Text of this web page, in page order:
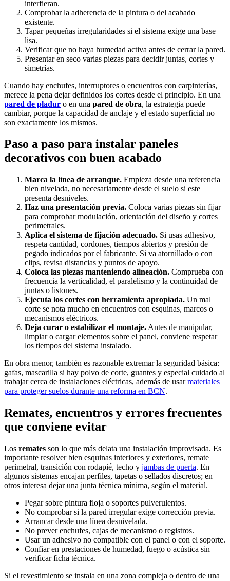
interfieran.
Comprobar la adherencia de la pintura o del acabado
existente.
Tapar pequeñas irregularidades si el sistema exige una base
lisa.
Verificar que no haya humedad activa antes de cerrar la pared.
Presentar en seco varias piezas para decidir juntas, cortes y
simetrías.
Cuando hay enchufes, interruptores o encuentros con carpinterías,
merece la pena dejar definidos los cortes desde el principio. En una
pared de pladur o en una pared de obra, la estrategia puede
cambiar, porque la capacidad de anclaje y el estado superficial no
son exactamente los mismos.
Paso a paso para instalar paneles
decorativos con buen acabado
Marca la línea de arranque. Empieza desde una referencia
bien nivelada, no necesariamente desde el suelo si este
presenta desniveles.
Haz una presentación previa. Coloca varias piezas sin fijar
para comprobar modulación, orientación del diseño y cortes
perimetrales.
Aplica el sistema de fijación adecuado. Si usas adhesivo,
respeta cantidad, cordones, tiempos abiertos y presión de
pegado indicados por el fabricante. Si va atornillado o con
clips, revisa distancias y puntos de apoyo.
Coloca las piezas manteniendo alineación. Comprueba con
frecuencia la verticalidad, el paralelismo y la continuidad de
juntas o listones.
Ejecuta los cortes con herramienta apropiada. Un mal
corte se nota mucho en encuentros con esquinas, marcos o
mecanismos eléctricos.
Deja curar o estabilizar el montaje. Antes de manipular,
limpiar o cargar elementos sobre el panel, conviene respetar
los tiempos del sistema instalado.
En obra menor, también es razonable extremar la seguridad básica:
gafas, mascarilla si hay polvo de corte, guantes y especial cuidado al
trabajar cerca de instalaciones eléctricas, además de usarmateriales
para proteger suelos durante una reforma en BCN.
Remates, encuentros y errores frecuentes
que conviene evitar
Los remates son lo que más delata una instalación improvisada. Es
importante resolver bien esquinas interiores y exteriores, remate
perimetral, transición con rodapié, techo y jambas de puerta. En
algunos sistemas encajan perfiles, tapetas o sellados discretos; en
otros interesa dejar una junta técnica mínima, según el material.
Pegar sobre pintura floja o soportes pulverulentos.
No comprobar si la pared irregular exige corrección previa.
Arrancar desde una línea desnivelada.
No prever enchufes, cajas de mecanismo o registros.
Usar un adhesivo no compatible con el panel o con el soporte.
Confiar en prestaciones de humedad, fuego o acústica sin
verificar ficha técnica.
Si el revestimiento se instala en una zona compleja o dentro de una